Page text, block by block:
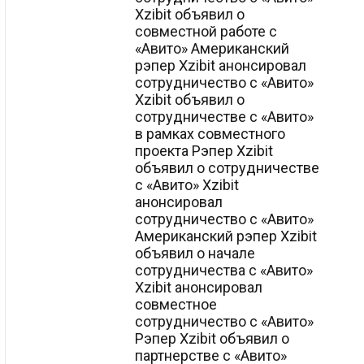
Xzibit объявил о
совместной работе с
«Авито» Американский
рэпер Xzibit анонсировал
сотрудничество с «Авито»
Xzibit объявил о
сотрудничестве с «Авито»
в рамках совместного
проекта Рэпер Xzibit
объявил о сотрудничестве
с «Авито» Xzibit
анонсировал
сотрудничество с «Авито»
Американский рэпер Xzibit
объявил о начале
сотрудничества с «Авито»
Xzibit анонсировал
совместное
сотрудничество с «Авито»
Рэпер Xzibit объявил о
партнерстве с «Авито»